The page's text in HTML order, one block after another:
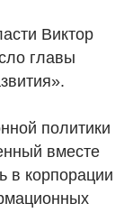
Виктор
главы
политики
вместе
в корпорации